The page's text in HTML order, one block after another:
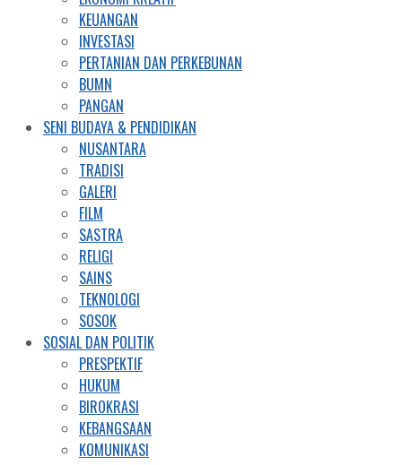
KEUANGAN
INVESTASI
PERTANIAN DAN PERKEBUNAN
BUMN
PANGAN
SENI BUDAYA & PENDIDIKAN
NUSANTARA
TRADISI
GALERI
FILM
SASTRA
RELIGI
SAINS
TEKNOLOGI
SOSOK
SOSIAL DAN POLITIK
PRESPEKTIF
HUKUM
BIROKRASI
KEBANGSAAN
KOMUNIKASI